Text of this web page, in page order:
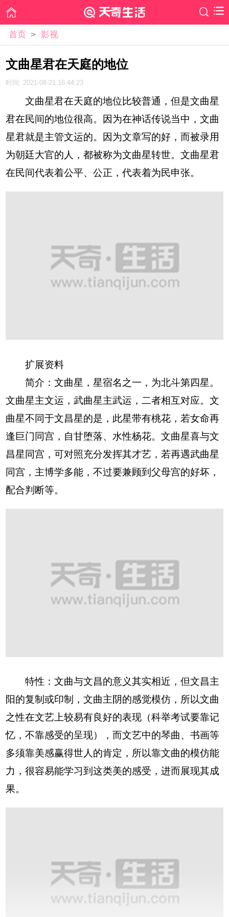
首页 > 影视
文曲星君在天庭的地位
时间: 2021-08-21 16:44:23
文曲星君在天庭的地位比较普通，但是文曲星
君在民间的地位很高。因为在神话传说当中，文曲
星君就是主管文运的。因为文章写的好，而被录用
为朝廷大官的人，都被称为文曲星转世。文曲星君
在民间代表着公平、公正，代表着为民申张。
扩展资料
简介：文曲星，星宿名之一，为北斗第四星。
文曲星主文运，武曲星主武运，二者相互对应。文
曲星不同于文昌星的是，此星带有桃花，若女命再
逢巨门同宫，自甘堕落、水性杨花。文曲星喜与文
昌星同宫，可对照充分发挥其才艺，若再遇武曲星
同宫，主博学多能，不过要兼顾到父母宫的好坏，
配合判断等。
特性：文曲与文昌的意义其实相近，但文昌主
阳的复制或印制，文曲主阴的感觉模仿，所以文曲
之性在文艺上较易有良好的表现（科举考试要靠记
忆，不靠感受的呈现），而文艺中的琴曲、书画等
多须靠美感赢得世人的肯定，所以靠文曲的模仿能
力，很容易能学习到这类美的感受，进而展现其成
果。